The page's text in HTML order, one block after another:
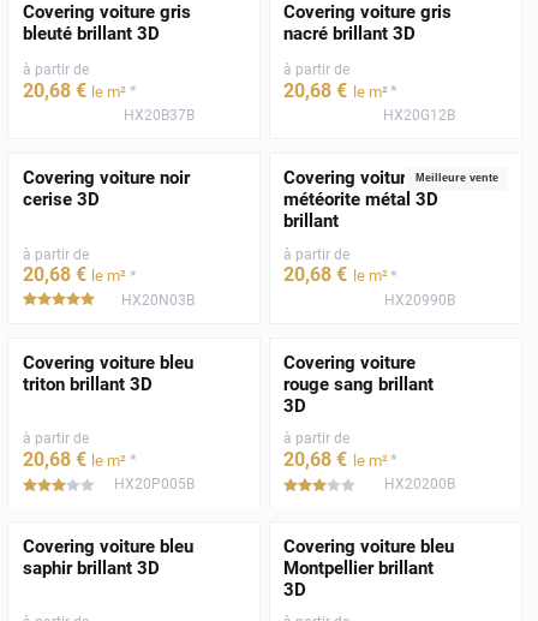
Covering voiture gris
bleuté brillant 3D
à partir de
20,68 € le m² *
HX20B37B
Covering voiture gris
nacré brillant 3D
à partir de
20,68 € le m²*
HX20G12B
Covering voiture noir
cerise 3D
à partir de
20,68 € le m² *
*****HX20N03B
Meilleure vente
Covering voiture gris
météorite métal 3D
brillant
à partir de
20,68 € le m²*
HX20990B
Covering voiture bleu
triton brillant 3D
à partir de
20,68 € le m² *
***** HX20P005B
Covering voiture
rouge sang brillant
3D
à partir de
20,68 € le m²*
***** HX20200B
Covering voiture bleu
saphir brillant 3D
Covering voiture bleu
Montpellier brillant
3D